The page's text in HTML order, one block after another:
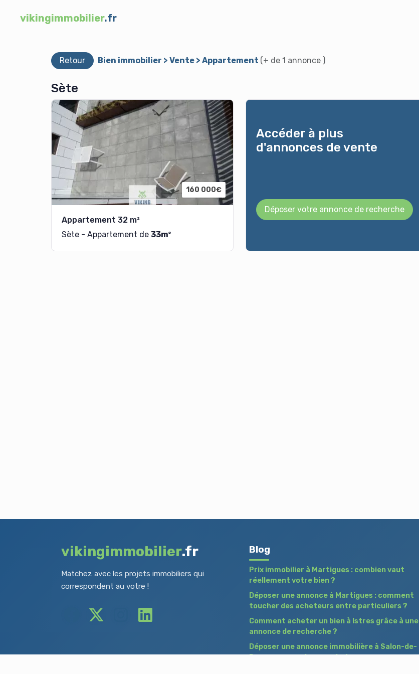
vikingimmobilier.fr
Retour Bien immobilier > Vente > Appartement (+ de 1 annonce )
Sète
160 000€
Appartement 32 m²
Sète - Appartement de 33m²
Accéder à plus
d'annonces de vente
Déposer votre annonce de recherche
vikingimmobilier.fr
Matchez avec les projets immobiliers qui
correspondent au votre !
Blog
Prix immobilier à Martigues : combien vaut
réellement votre bien ?
Déposer une annonce à Martigues : comment
toucher des acheteurs entre particuliers ?
Comment acheter un bien à Istres grâce à une
annonce de recherche ?
Déposer une annonce immobilière à Salon-de-
Provence : vendre ou acheter sans agence